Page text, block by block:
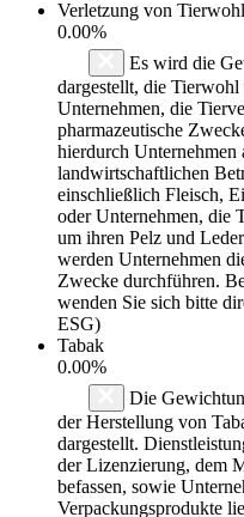
Verletzung von Tierwohl
0.00%
Es wird die
dargestellt, die
Unternehmen, die
pharmazeutische
hierdurch Unternehmen
landwirtschaftlichen
einschließlich Fleisch,
oder Unternehmen, die
um ihren Pelz und
werden Unternehmen
Zwecke durchführen.
wenden Sie sich bitte
ESG)
Tabak
0.00%
Die
der Herstellung von
dargestellt.
der Lizenzierung, dem
befassen, sowie
Verpackungsprodukte